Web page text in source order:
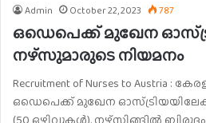
Admin October 22, 2023 787
ഒഡെപെക്ക് മുഖേന
നഴ്സുമാരുടെ നിയമനം
Recruitment of Nurses to Austria :
ഒഡെപെക്ക് മുഖേന